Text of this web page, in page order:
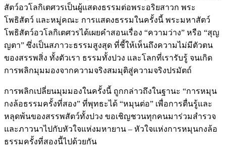
สัตว์อวโลกิเตศวรเป็นผู้แสดงธรรมต่อพระอริยสาวก พระ
โพธิสัตว์ และหมู่คณะ การแสดงธรรมในครั้งนี้ พระมหาสัตว์
โพธิสัตว์อวโลกิเตศวรได้เผยคำสอนเรื่อง “ความว่าง” หรือ “สุญ
ญตา” ซึ่งเป็นสภาวะธรรมสูงสุด ที่ชี้ให้เห็นถึงความไม่มีตัวตน
ของสรรพสิ่ง ทั้งตัวเรา ธรรมทั้งปวง และโลกที่เรารับรู้ จนเกิด
การพลิกมุมมองจากความจริงสมมุติสู่ความจริงปรมัตถ์
การพลิกเปลี่ยนมุมมองในครั้งนี้ ถูกกล่าวถึงในฐานะ “การหมุน
กงล้อธรรมครั้งที่สอง” ที่พุทธะได้ “หมุนต่อ” เพื่อการตื่นรู้และ
หลุดพ้นของสรรพสัตว์ทั้งปวง ขอเชิญชวนทุกคนมาร่วมสำรวจ
และภาวนาไปกับหัวใจแห่งมหายาน – หัวใจแห่งการหมุนกงล้อ
ธรรมครั้งที่สองนี้ไปด้วยกัน